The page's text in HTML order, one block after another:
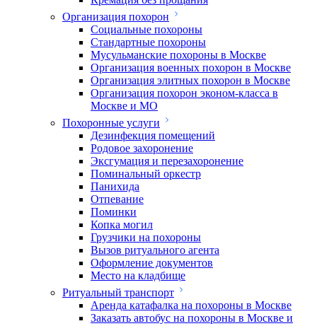
Организация похорон
Социальные похороны
Стандартные похороны
Мусульманские похороны в Москве
Организация военных похорон в Москве
Организация элитных похорон в Москве
Организация похорон эконом-класса в
Москве и МО
Похоронные услуги
Дезинфекция помещений
Родовое захоронение
Эксгумация и перезахоронение
Поминальный оркестр
Панихида
Отпевание
Поминки
Копка могил
Грузчики на похороны
Вызов ритуального агента
Оформление документов
Место на кладбище
Ритуальный транспорт
Аренда катафалка на похороны в Москве
Заказать автобус на похороны в Москве и